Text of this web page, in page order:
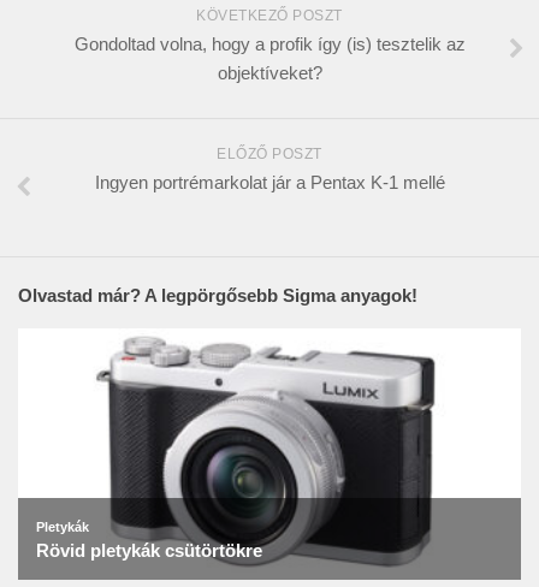
KÖVETKEZŐ POSZT
Gondoltad volna, hogy a profik így (is) tesztelik az
objektíveket?
ELŐZŐ POSZT
Ingyen portrémarkolat jár a Pentax K-1 mellé
Olvastad már? A legpörgősebb Sigma anyagok!